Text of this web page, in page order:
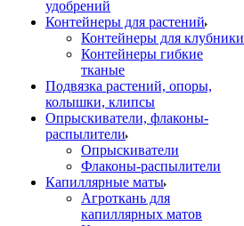
удобрений
Контейнеры для растений
Контейнеры для клубники
Контейнеры гибкие
тканые
Подвязка растений, опоры,
колышки, клипсы
Опрыскиватели, флаконы-
распылители
Опрыскиватели
Флаконы-распылители
Капиллярные маты
Агроткань для
капиллярных матов